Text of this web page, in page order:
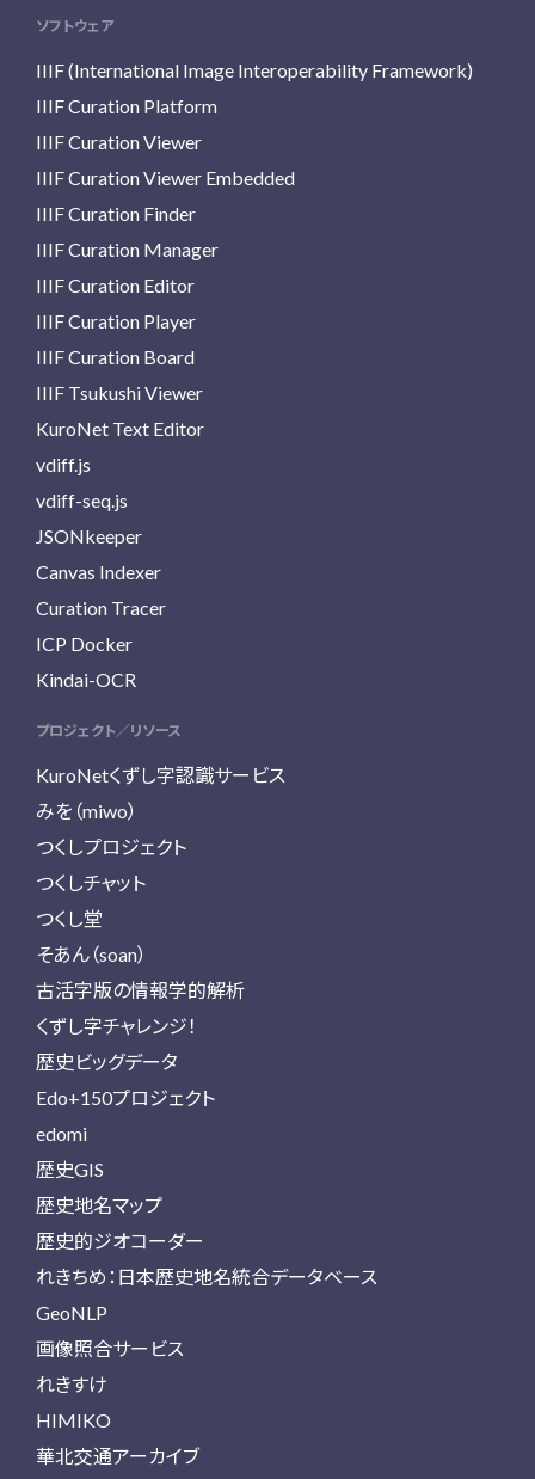
ソフトウェア
IIIF (International Image Interoperability Framework)
IIIF Curation Platform
IIIF Curation Viewer
IIIF Curation Viewer Embedded
IIIF Curation Finder
IIIF Curation Manager
IIIF Curation Editor
IIIF Curation Player
IIIF Curation Board
IIIF Tsukushi Viewer
KuroNet Text Editor
vdiff.js
vdiff-seq.js
JSONkeeper
Canvas Indexer
Curation Tracer
ICP Docker
Kindai-OCR
プロジェクト／リソース
KuroNetくずし字認識サービス
みを（miwo）
つくしプロジェクト
つくしチャット
つくし堂
そあん（soan）
古活字版の情報学的解析
くずし字チャレンジ！
歴史ビッグデータ
Edo+150プロジェクト
edomi
歴史GIS
歴史地名マップ
歴史的ジオコーダー
れきちめ：日本歴史地名統合データベース
GeoNLP
画像照合サービス
れきすけ
HIMIKO
華北交通アーカイブ